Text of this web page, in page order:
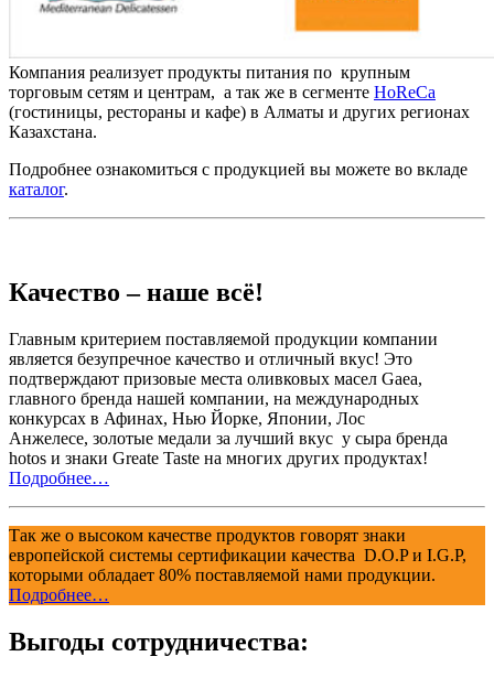
Компания реализует продукты питания по крупным
торговым сетям и центрам, а так же в сегменте HoReCa
(гостиницы, рестораны и кафе) в Алматы и других регионах
Казахстана.
Подробнее ознакомиться с продукцией вы можете во вкладе
каталог.
Качество – наше всё!
Главным критерием поставляемой продукции компании
является безупречное качество и отличный вкус! Это
подтверждают призовые места оливковых масел Gaea,
главного бренда нашей компании, на международных
конкурсах в Афинах, Нью Йорке, Японии, Лос
Анжелесе, золотые медали за лучший вкус у сыра бренда
hotos и знаки Greate Taste на многих других продуктах!
Подробнее…
Так же о высоком качестве продуктов говорят знаки
европейской системы сертификации качества D.O.P и I.G.P,
которыми обладает 80% поставляемой нами продукции.
Подробнее…
Выгоды сотрудничества: